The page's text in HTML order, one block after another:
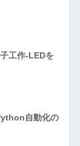
工作-LEDを
自動化の